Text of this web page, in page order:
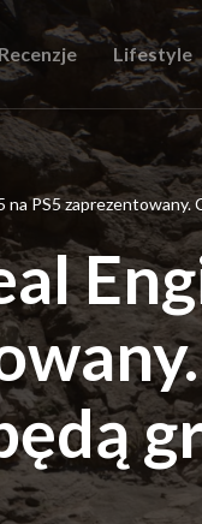
Recenzje Lifestyle
na PS5